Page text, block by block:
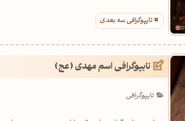
تایپوگرافی سه بعدی
تایپوگرافی اسم مهدی (عج)
تایپوگرافی